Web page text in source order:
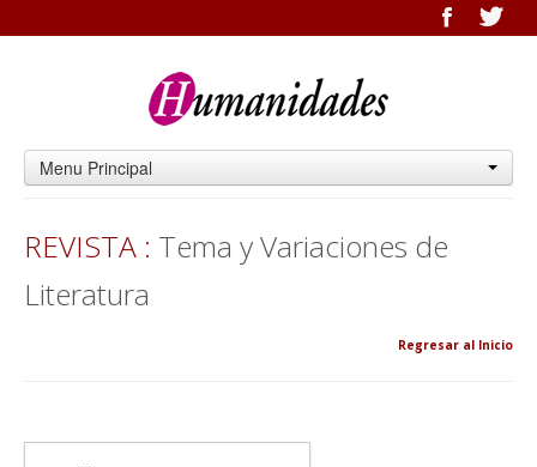
Menu Principal
REVISTA : Tema y Variaciones de
Literatura
Regresar al Inicio